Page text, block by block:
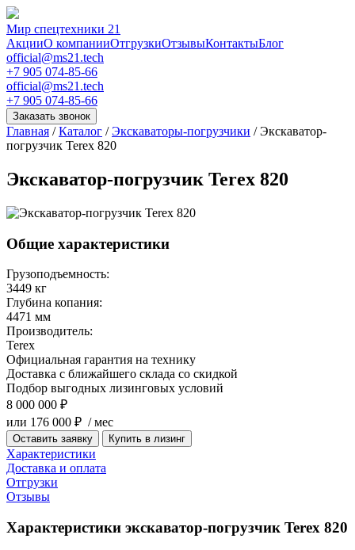
Мир спецтехники 21
АкцииО компанииОтгрузкиОтзывыКонтактыБлог
official@ms21.tech
+7 905 074-85-66
official@ms21.tech
+7 905 074-85-66
Заказать звонок
Главная /Каталог /Экскаваторы-погрузчики /Экскаватор-
погрузчик Terex 820
Экскаватор-погрузчик Terex 820
Общие характеристики
Грузоподъемность:
3449 кг
Глубина копания:
4471 мм
Производитель:
Terex
Официальная гарантия на технику
Доставка с ближайшего склада со скидкой
Подбор выгодных лизинговых условий
8 000 000 ₽
или 176 000 ₽ / мес
Оставить заявку Купить в лизинг
Характеристики
Доставка и оплата
Отгрузки
Отзывы
Характеристики экскаватор-погрузчик Terex 820